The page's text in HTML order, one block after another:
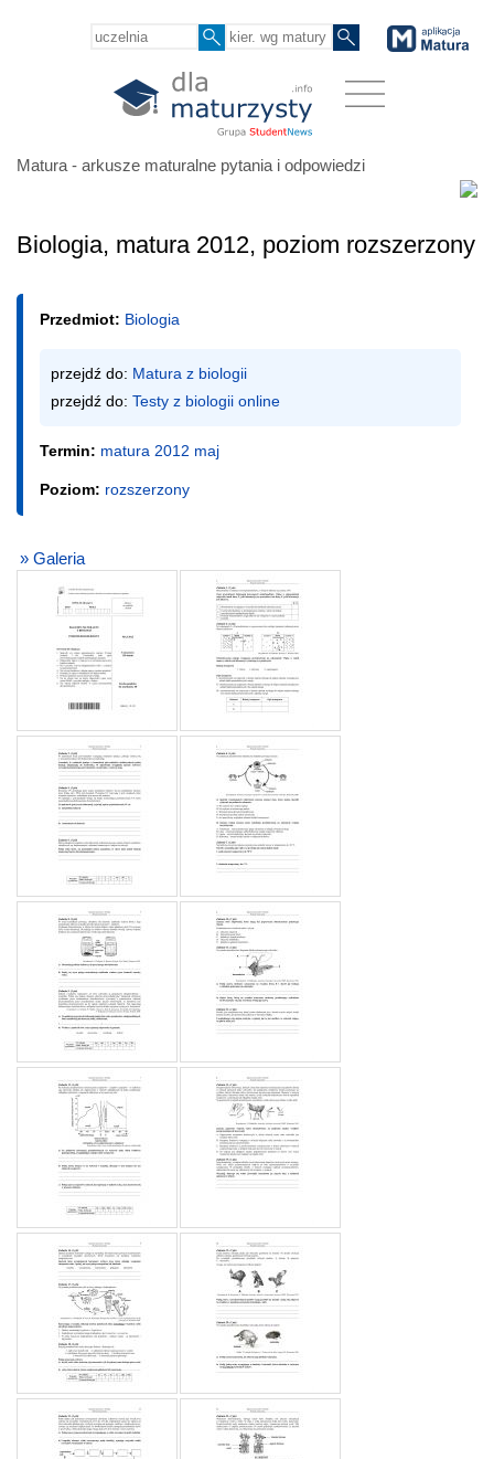
Matura - arkusze maturalne pytania i odpowiedzi
Biologia, matura 2012, poziom rozszerzony
Przedmiot: Biologia
przejdź do: Matura z biologii
przejdź do: Testy z biologii online
Termin: matura 2012 maj
Poziom: rozszerzony
» Galeria